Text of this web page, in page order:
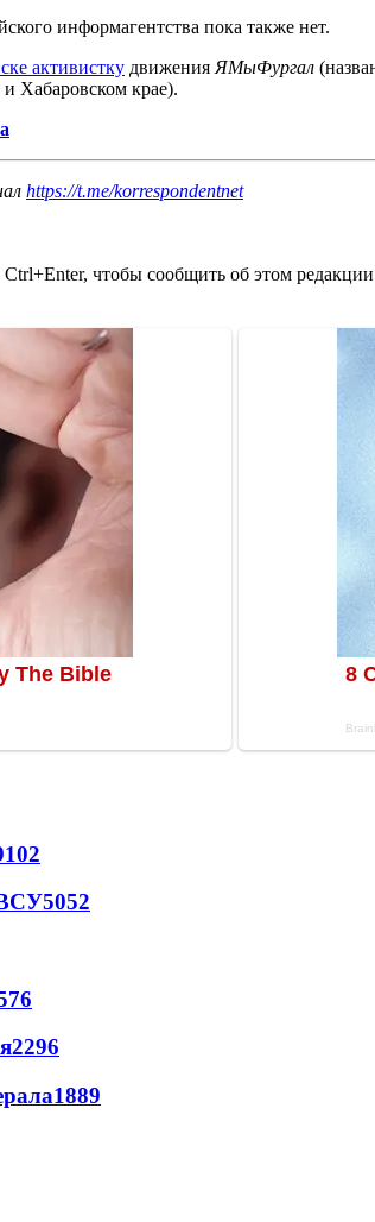
информагентства пока также нет.
активистку движения ЯМыФургал
Хабаровском крае).
https://t.me/korrespondentnet
чтобы сообщить об этом
5052
2296
1889